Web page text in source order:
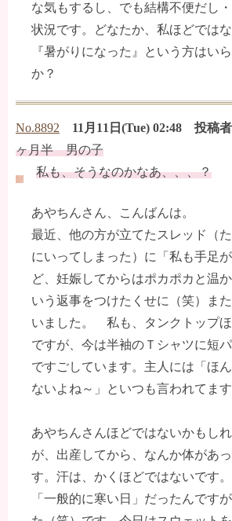
な気もするし、でも結構不便だし
状況です。どなたか、私ほどでは
『暑がりになった』という方はい
か？
No.8892 11月11日(Tue) 02:48 投稿者
ヶ月半 男の子
私も、そうなのかなあ、、、？
あやちんさん、こんばんは。
最近、他の方が立てたスレッド（
にいってしまった）に「私も手足
ど、妊娠してからはポカポカと温
いう返事をつけたくせに（笑）ま
いました。 私も、タンクトップ
ですが、今は半袖のＴシャツに短
ですごしています。主人には「ほ
ないよね～」といつも言われてま
あやちんさんほどではないかもし
が、出産してから、なんか体があ
す。汗は、かくほどではないです
「一般的に寒い日」だったんです